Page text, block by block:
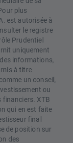
plus
est autorisée à
le registre
Prudentiel
uniquement
des informations,
à titre
un conseil,
ou
XTB
qui en est faite
final
de position sur
des